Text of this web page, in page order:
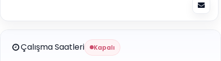
Çalışma Saatleri Kapalı